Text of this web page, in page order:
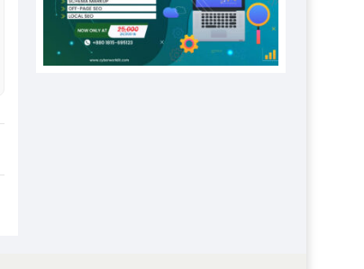
উচ্চশিক্ষায় গৌরবময় অর্জন: পূর্ণ
স্কলারশিপে যুক্তরাষ্ট্রে পিএইচডি করছেন